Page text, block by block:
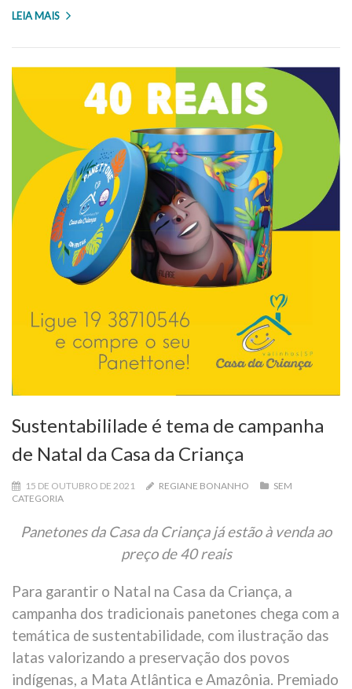
LEIA MAIS
Sustentabililade é tema de campanha
de Natal da Casa da Criança
15 DE OUTUBRO DE 2021 REGIANE BONANHO
SEM
CATEGORIA
Panetones da Casa da Criança já estão à venda ao
preço de 40 reais
Para garantir o Natal na Casa da Criança, a
campanha dos tradicionais panetones chega com a
temática de sustentabilidade, com ilustração das
latas valorizando a preservação dos povos
indígenas, a Mata Atlântica e Amazônia. Premiado